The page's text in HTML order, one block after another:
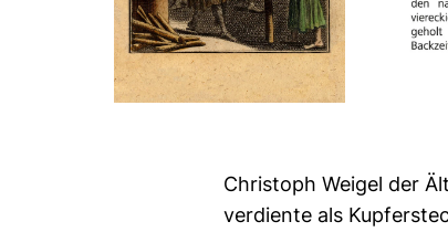
Christoph Weigel der
verdiente als